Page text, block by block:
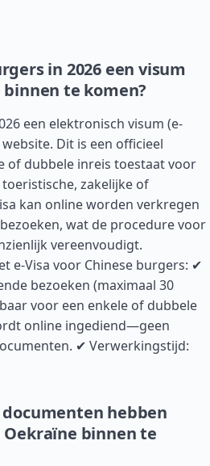
in 2026 een visum
te komen?
een elektronisch visum (e-
Dit is een officieel
of dubbele inreis toestaat voor
zakelijke of
kan online worden verkregen
wat de procedure voor
vereenvoudigt.
e-Visa voor Chinese burgers: ✔
bezoeken (maximaal 30
voor een enkele of dubbele
online ingediend—geen
✔ Verwerkingstijd:
hebben
binnen te